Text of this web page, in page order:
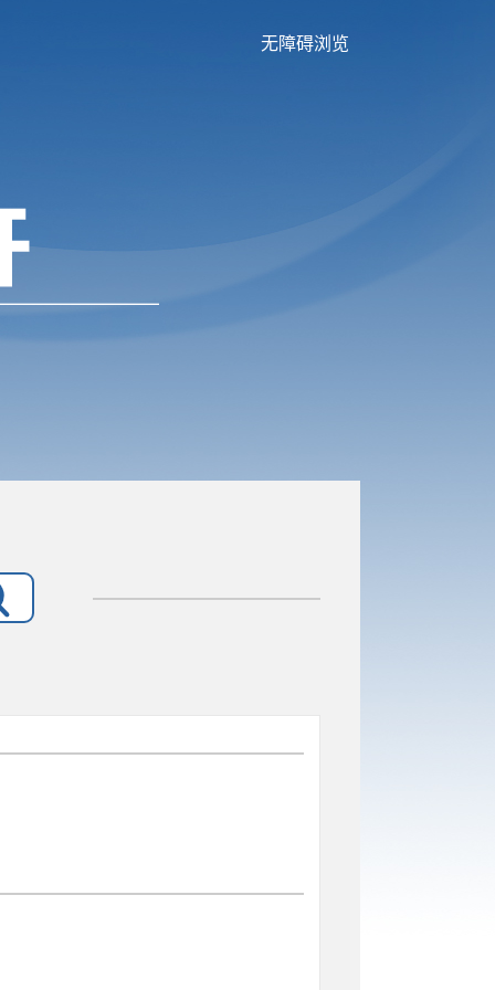
无障碍浏览